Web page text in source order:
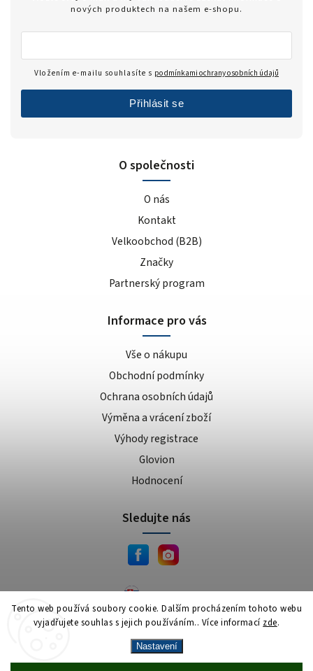
Tento web používá soubory cookie. Dalším procházením tohoto webu
vyjadřujete souhlas s jejich používáním.. Více informací zde.
Nastavení
O společnosti
O nás
Kontakt
Velkoobchod (B2B)
Značky
Partnerský program
Informace pro vás
Vše o nákupu
Obchodní podmínky
Ochrana osobních údajů
Výměna a vrácení zboží
Výhody registrace
Glovion
Hodnocení
nových produktech na našem e-shopu.
Vložením e-mailu souhlasíte s podmínkami ochrany osobních údajů
Přihlásit se
Sledujte nás
JEMA.sk
Copyright 2026JEMA.cz. Všechna práva vyhrazena.
VytvořilShoptet| Design